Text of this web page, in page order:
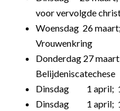
voor vervolgde
Woensdag 26
Vrouwenkring
Donderdag 27
Belijdeniscatechese
Dinsdag 1 april;
Dinsdag 1 april;